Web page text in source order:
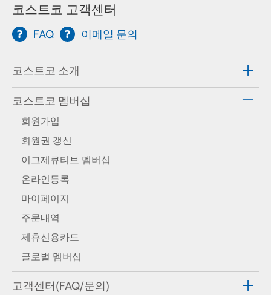
코스트코 고객센터
FAQ 이메일 문의
코스트코 소개
코스트코 멤버십
회원가입
회원권 갱신
이그제큐티브 멤버십
온라인등록
마이페이지
주문내역
제휴신용카드
글로벌 멤버십
고객센터(FAQ/문의)